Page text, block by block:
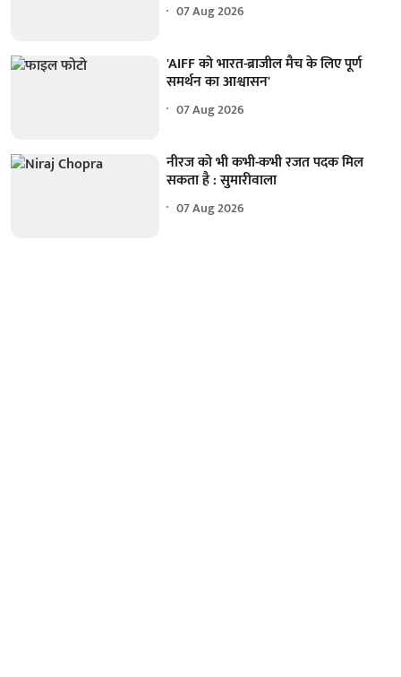
07 Aug 2026
'AIFF को भारत-ब्राजील मैच के लिए पूर्ण
समर्थन का आश्वासन'
07 Aug 2026
नीरज को भी कभी-कभी रजत पदक मिल
सकता है : सुमारीवाला
07 Aug 2026